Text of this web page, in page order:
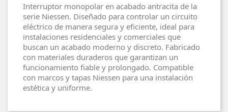
Interruptor monopolar en acabado antracita de la
serie Niessen. Diseñado para controlar un circuito
eléctrico de manera segura y eficiente, ideal para
instalaciones residenciales y comerciales que
buscan un acabado moderno y discreto. Fabricado
con materiales duraderos que garantizan un
funcionamiento fiable y prolongado. Compatible
con marcos y tapas Niessen para una instalación
estética y uniforme.